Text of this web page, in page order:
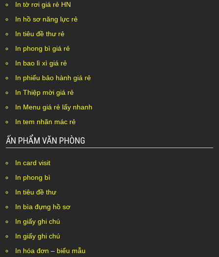
In tờ rơi giá rẻ HN
In hồ sơ năng lực rẻ
In tiêu đề thư rẻ
In phong bì giá rẻ
In bao lì xì giá rẻ
In phiếu bảo hành giá rẻ
In Thiệp mời giá rẻ
In Menu giá rẻ lấy nhanh
In tem nhãn mác rẻ
ẤN PHẨM VĂN PHÒNG
In card visit
In phong bì
In tiêu đề thư
In bìa đựng hồ sơ
In giấy ghi chú
In giấy ghi chú
In hóa đơn – biểu mẫu